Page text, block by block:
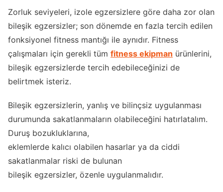
Zorluk seviyeleri, izole egzersizlere göre daha zor olan
bileşik egzersizler; son dönemde en fazla tercih edilen
fonksiyonel fitness mantığı ile aynıdır. Fitness
çalışmaları için gerekli tüm fitness ekipman ürünlerini,
bileşik egzersizlerde tercih edebileceğinizi de
belirtmek isteriz.
Bileşik egzersizlerin, yanlış ve bilinçsiz uygulanması
durumunda sakatlanmaların olabileceğini hatırlatalım.
Duruş bozukluklarına,
eklemlerde kalıcı olabilen hasarlar ya da ciddi
sakatlanmalar riski de bulunan
bileşik egzersizler, özenle uygulanmalıdır.